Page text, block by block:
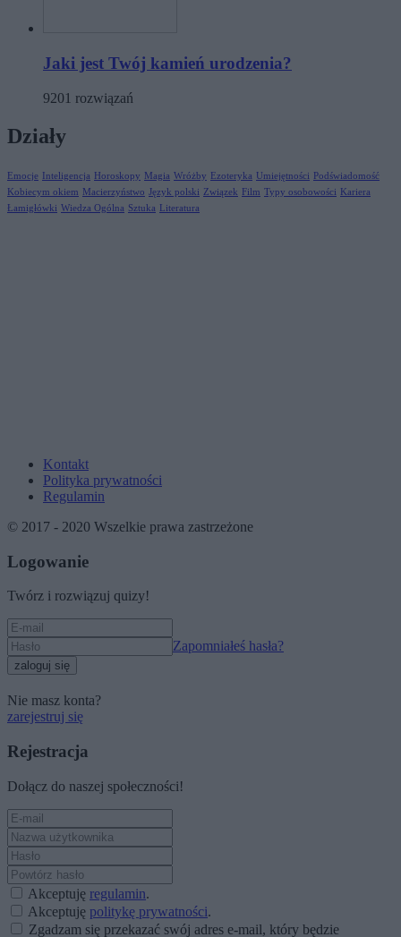
Jaki jest Twój kamień urodzenia?
9201 rozwiązań
Działy
Emocje Inteligencja Horoskopy Magia Wróżby Ezoteryka Umiejętności
Podświadomość
Kobiecym okiem
Macierzyństwo Język polski Związek Film Typy osobowości
Kariera
Łamigłówki Wiedza Ogólna Sztuka Literatura
Kontakt
Polityka prywatności
Regulamin
© 2017 - 2020 Wszelkie prawa zastrzeżone
Logowanie
Twórz i rozwiązuj quizy!
Zapomniałeś hasła?
zaloguj się
Nie masz konta?
zarejestruj się
Rejestracja
Dołącz do naszej społeczności!
Akceptuję regulamin.
Akceptuję politykę prywatności.
Zgadzam się przekazać swój adres e-mail, który będzie